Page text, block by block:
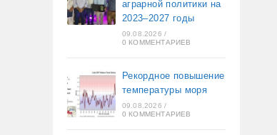
аграрной политики на
2023–2027 годы
09.08.2026 /
0 КОММЕНТАРИЕВ
Рекордное повышение
температуры моря
09.08.2026 /
0 КОММЕНТАРИЕВ